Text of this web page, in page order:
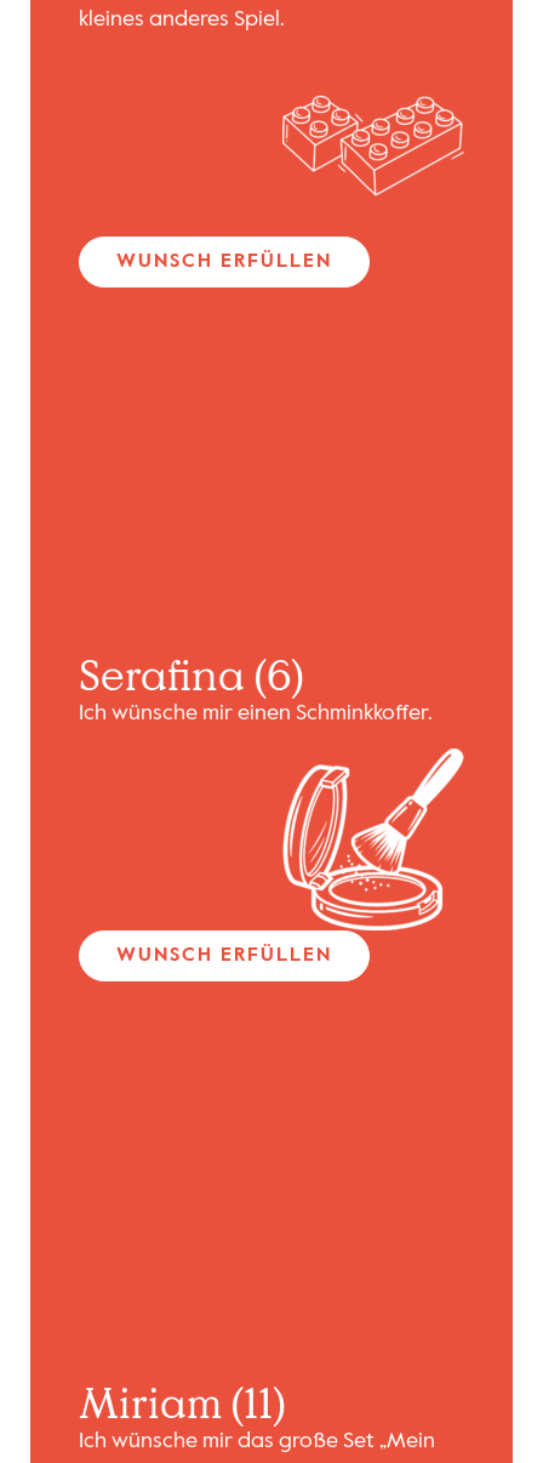
kleines anderes Spiel.
WUNSCH ERFÜLLEN
Serafina (6)
Ich wünsche mir einen Schminkkoffer.
WUNSCH ERFÜLLEN
Miriam (11)
Ich wünsche mir das große Set „Mein